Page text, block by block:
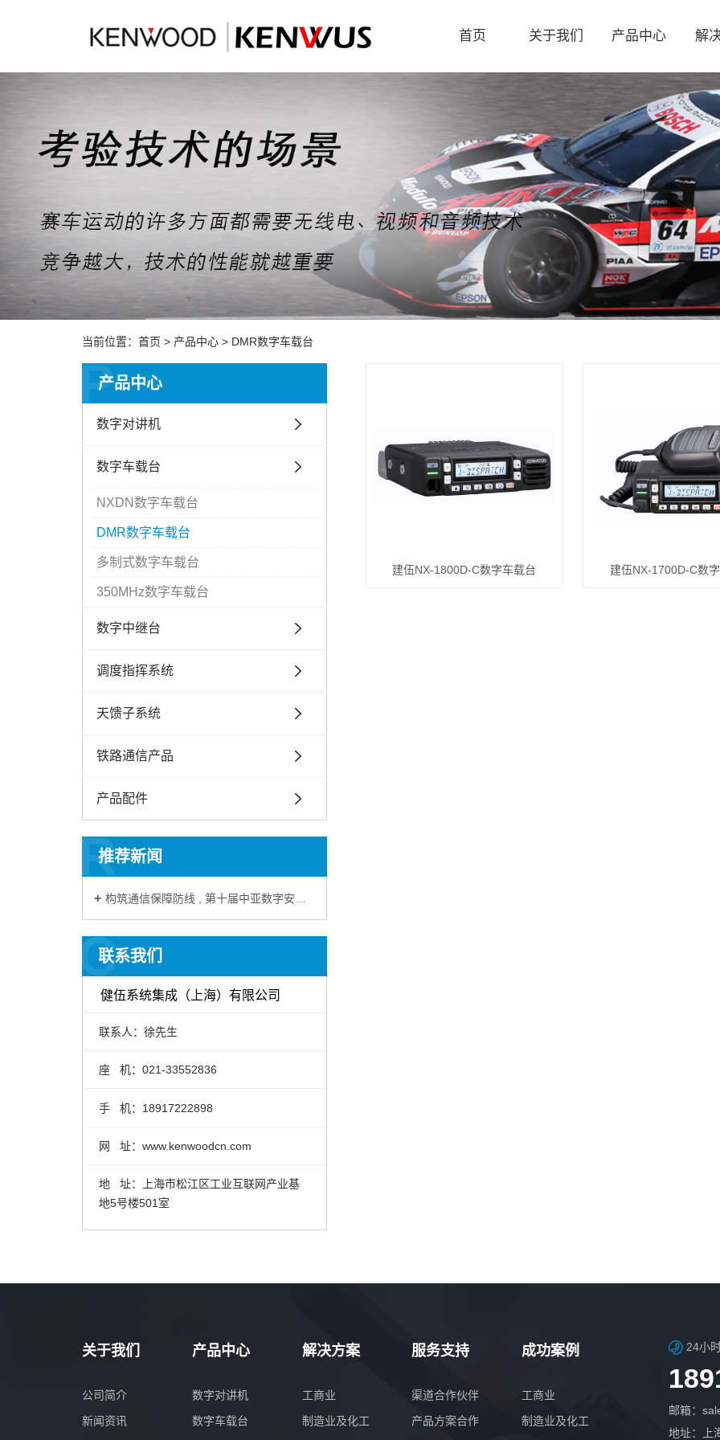
首页 关于我们 产品中心 解
当前位置： 首页 > 产品中心 > DMR数字车载台
产品中心
P
数字对讲机
数字车载台
NXDN数字车载台
DMR数字车载台
多制式数字车载台
350MHz数字车载台
数字中继台
调度指挥系统
天馈子系统
铁路通信产品
产品配件
推荐新闻
R
构筑通信保障防线 , 第十届中亚数字安防博览会
联系我们
C
健伍系统集成（上海）有限公司
联系人：徐先生
座 机：021-33552836
手 机：18917222898
网 址：www.kenwoodcn.com
地 址：上海市松江区工业互联网产业基
地5号楼501室
建伍NX-1800D-C数字车载台 建伍NX-1700D-C数
关于我们
公司简介
新闻资讯
产品中心
数字对讲机
数字车载台
解决方案
工商业
制造业及化工
服务支持
渠道合作伙伴
产品方案合作
成功案例
工商业
制造业及化工
24小
邮箱：
地址：上